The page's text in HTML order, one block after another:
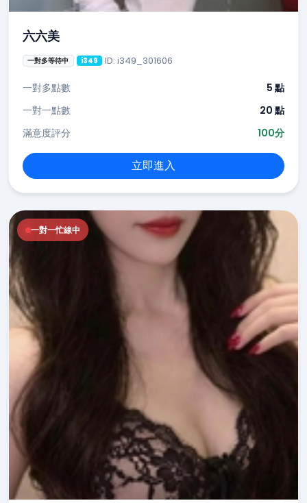
六六美
一對多等待中 i349 ID: i349_301606
一對多點數
5 點
一對一點數
20 點
滿意度評分
100分
立即進入
一對一忙線中